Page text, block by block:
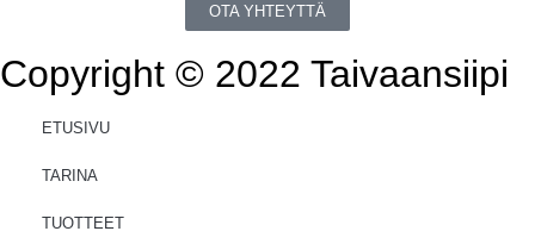
OTA YHTEYTTÄ
Copyright © 2022 Taivaansiipi
ETUSIVU
TARINA
TUOTTEET